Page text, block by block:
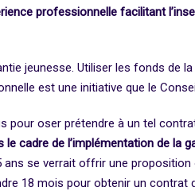
professionnelle facilitant
jeunesse. Utiliser les fonds de
est une initiative que le
oser prétendre à un tel
cadre de l’implémentation de la
se verrait offrir une
18 mois pour obtenir un contrat